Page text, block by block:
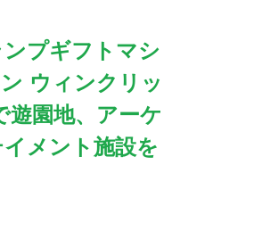
プギフトマシ
ウィンクリッ
遊園地、アーケ
メント施設を